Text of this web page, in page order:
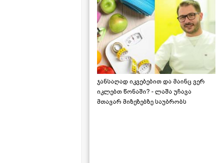
ჯანსაღად იკვებებით და მაინც ვერ
იკლებთ წონაში? - ლაშა უჩავა
მთავარ მიზეზებზე საუბრობს